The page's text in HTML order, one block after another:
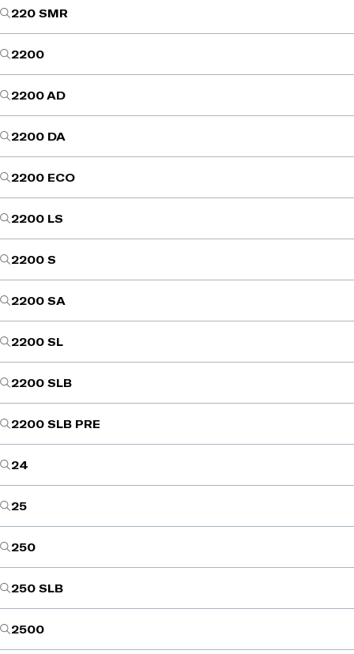
220 SMR
2200
2200 AD
2200 DA
2200 ECO
2200 LS
2200 S
2200 SA
2200 SL
2200 SLB
2200 SLB PRE
24
25
250
250 SLB
2500